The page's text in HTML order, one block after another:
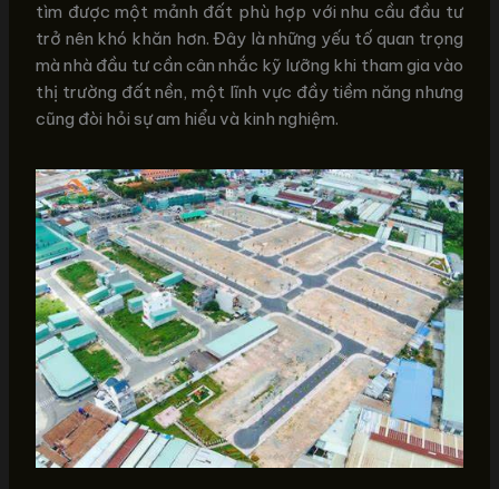
tìm được một mảnh đất phù hợp với nhu cầu đầu tư
trở nên khó khăn hơn. Đây là những yếu tố quan trọng
mà nhà đầu tư cần cân nhắc kỹ lưỡng khi tham gia vào
thị trường đất nền, một lĩnh vực đầy tiềm năng nhưng
cũng đòi hỏi sự am hiểu và kinh nghiệm.